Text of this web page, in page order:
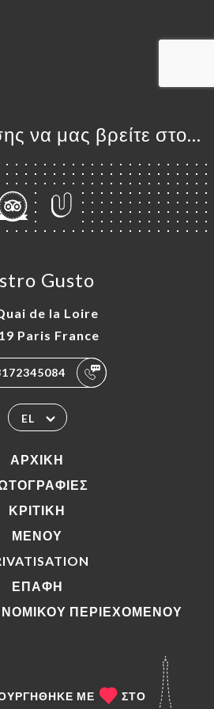
να μας βρείτε στο...
Gusto
de la Loire
Paris France
EL
ΑΡΧΙΚΉ
ΚΡΙΤΙΚΉ
ΜΕΝΟΎ
ΕΠΑΦΉ
ΝΟΜΙΚΟΎ ΠΕΡΙΕΧΟΜΈΝΟΥ
ΜΕ ΣΤΟ